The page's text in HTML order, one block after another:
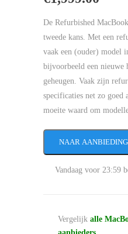
De Refurbished
tweede kans. Met een
vaak een (ouder) model
bijvoorbeeld een nieuwe
geheugen. Vaak zijn
specificaties net zo goed
moeite waard om
NAAR AANBIEDING
Vandaag voor 23:59
Vergelijk alle
aanbieders